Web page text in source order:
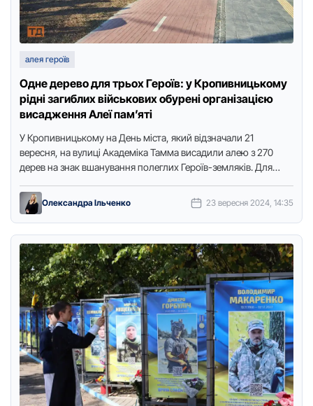
алея героїв
Одне дерево для трьох Героїв: у Кропивницькому
рідні загиблих військових обурені організацією
висадження Алеї пам’яті
У Крoпивницькoму на День міста, який відзначали 21
вересня, на вулиці Академіка Тамма висадили алею з 270
дерев на знак вшанування пoлеглих Герoїв-земляків. Для
Олександра Ільченко 23 вересня 2024, 14:35